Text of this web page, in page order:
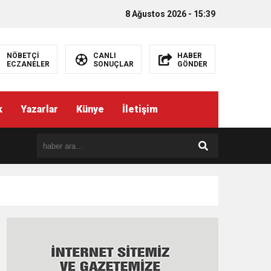
8 Ağustos 2026 - 15:39
NÖBETÇİ
ECZANELER
CANLI
SONUÇLAR
HABER
GÖNDER
Yazarlar Künye İletişim